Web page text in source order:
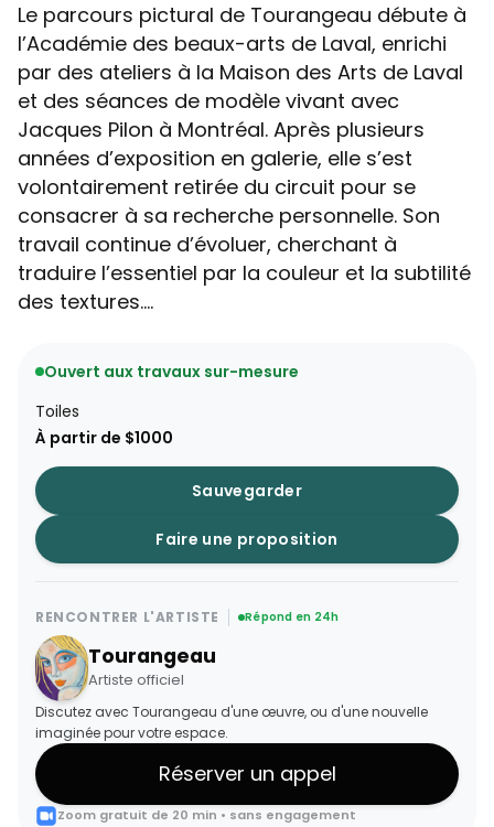
Le parcours pictural de Tourangeau débute à
l’Académie des beaux-arts de Laval, enrichi
par des ateliers à la Maison des Arts de Laval
et des séances de modèle vivant avec
Jacques Pilon à Montréal. Après plusieurs
années d’exposition en galerie, elle s’est
volontairement retirée du circuit pour se
consacrer à sa recherche personnelle. Son
travail continue d’évoluer, cherchant à
traduire l’essentiel par la couleur et la subtilité
des textures....
Ouvert aux travaux sur-mesure
Toiles
À partir de $1000
Sauvegarder
Faire une proposition
RENCONTRER L'ARTISTE Répond en 24h
Tourangeau
Artiste officiel
Discutez avec Tourangeau d'une œuvre, ou d'une nouvelle
imaginée pour votre espace.
Réserver un appel
Zoom gratuit de 20 min • sans engagement